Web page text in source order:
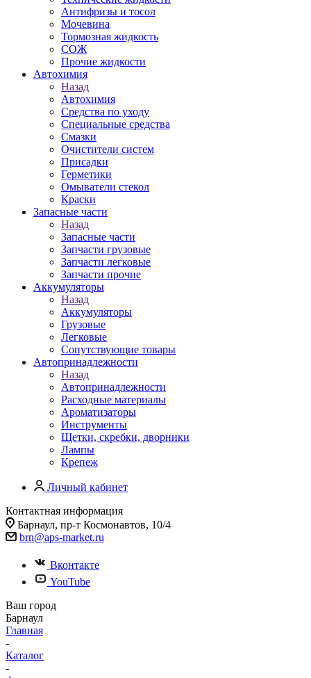
Антифризы и тосол
Мочевина
Тормозная жидкость
СОЖ
Прочие жидкости
Автохимия
Назад
Автохимия
Средства по уходу
Специальные средства
Смазки
Очистители систем
Присадки
Герметики
Омыватели стекол
Краски
Запасные части
Назад
Запасные части
Запчасти грузовые
Запчасти легковые
Запчасти прочие
Аккумуляторы
Назад
Аккумуляторы
Грузовые
Легковые
Сопутствующие товары
Автопринадлежности
Назад
Автопринадлежности
Расходные материалы
Ароматизаторы
Инструменты
Щетки, скребки, дворники
Лампы
Крепеж
Личный кабинет
Контактная информация
Барнаул, пр-т Космонавтов, 10/4
brn@aps-market.ru
Вконтакте
YouTube
Ваш город
Барнаул
Главная
-
Каталог
-